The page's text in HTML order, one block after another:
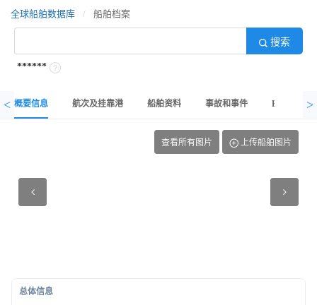
全球船舶数据库 / 船舶档案
搜索
******
< 概要信息 航次及挂靠港 船舶资料 事故和事件 PSC检查 >
总体信息
查看所有图片 上传船舶图片